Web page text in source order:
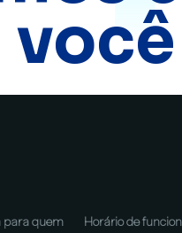
você
para quem
Horário de